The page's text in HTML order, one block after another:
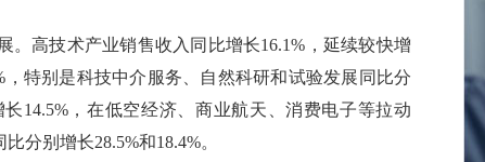
高技术产业销售收入同比增长16.1%，延续较快增
特别是科技中介服务、自然科研和试验发展同比分
14.5%，在低空经济、商业航天、消费电子等拉动
分别增长28.5%和18.4%。